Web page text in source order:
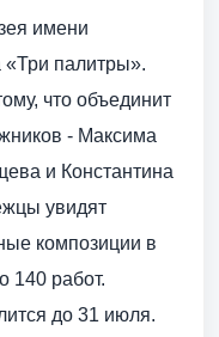
имени
«Три палитры».
что объединит
- Максима
и Константина
увидят
композиции в
140 работ.
до 31 июля.